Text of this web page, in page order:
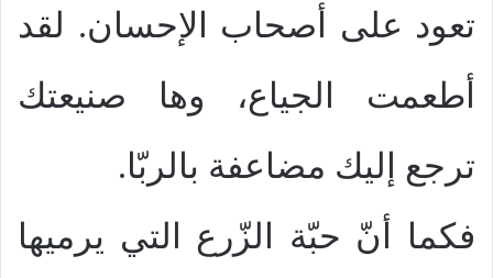
تعود على أصحاب الإحسان. لقد
أطعمت الجياع، وها صنيعتك
ترجع إليك مضاعفة بالربّا.
فكما أنّ حبّة الزّرع التي يرميها